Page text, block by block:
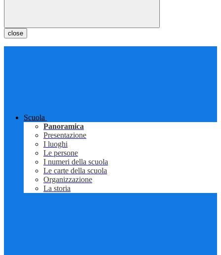
close
Scuola
Panoramica
Presentazione
I luoghi
Le persone
I numeri della scuola
Le carte della scuola
Organizzazione
La storia